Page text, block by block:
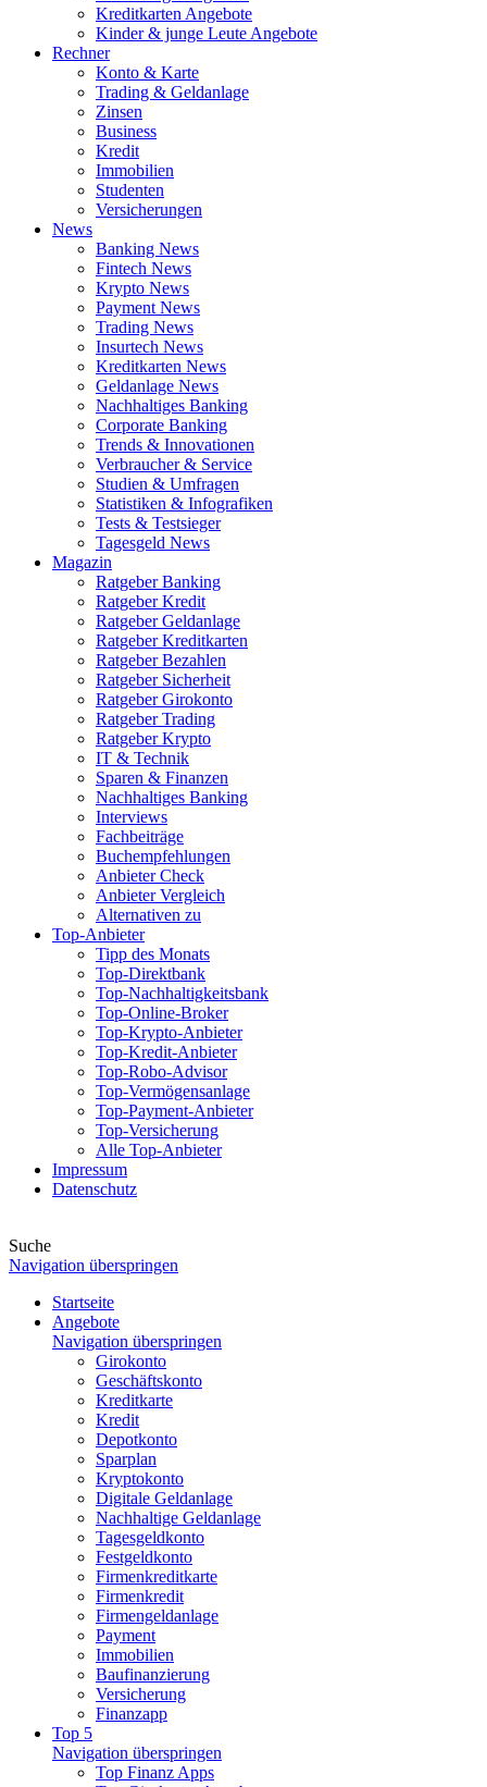
Kreditkarten Angebote
Kinder & junge Leute Angebote
Rechner
Konto & Karte
Trading & Geldanlage
Zinsen
Business
Kredit
Immobilien
Studenten
Versicherungen
News
Banking News
Fintech News
Krypto News
Payment News
Trading News
Insurtech News
Kreditkarten News
Geldanlage News
Nachhaltiges Banking
Corporate Banking
Trends & Innovationen
Verbraucher & Service
Studien & Umfragen
Statistiken & Infografiken
Tests & Testsieger
Tagesgeld News
Magazin
Ratgeber Banking
Ratgeber Kredit
Ratgeber Geldanlage
Ratgeber Kreditkarten
Ratgeber Bezahlen
Ratgeber Sicherheit
Ratgeber Girokonto
Ratgeber Trading
Ratgeber Krypto
IT & Technik
Sparen & Finanzen
Nachhaltiges Banking
Interviews
Fachbeiträge
Buchempfehlungen
Anbieter Check
Anbieter Vergleich
Alternativen zu
Top-Anbieter
Tipp des Monats
Top-Direktbank
Top-Nachhaltigkeitsbank
Top-Online-Broker
Top-Krypto-Anbieter
Top-Kredit-Anbieter
Top-Robo-Advisor
Top-Vermögensanlage
Top-Payment-Anbieter
Top-Versicherung
Alle Top-Anbieter
Impressum
Datenschutz
Suche
Navigation überspringen
Startseite
Angebote
Navigation überspringen
Girokonto
Geschäftskonto
Kreditkarte
Kredit
Depotkonto
Sparplan
Kryptokonto
Digitale Geldanlage
Nachhaltige Geldanlage
Tagesgeldkonto
Festgeldkonto
Firmenkreditkarte
Firmenkredit
Firmengeldanlage
Payment
Immobilien
Baufinanzierung
Versicherung
Finanzapp
Top 5
Navigation überspringen
Top Finanz Apps